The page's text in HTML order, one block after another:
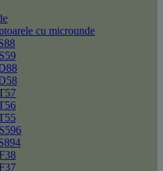
cu microunde